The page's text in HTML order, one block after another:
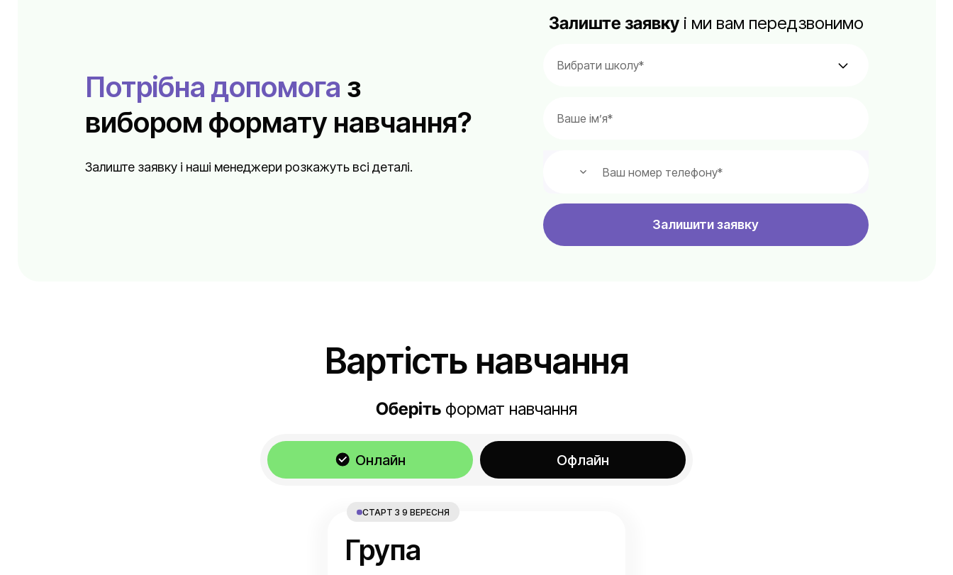
Потрібна допомога з
вибором формату навчання?
Залиште заявку і наші менеджери розкажуть всі деталі.
Залиште заявкуі ми вам передзвонимо
Залишити заявку
Вартість навчання
Оберіть формат навчання
Онлайн Офлайн
Група
СТАРТ З 9 ВЕРЕСНЯ